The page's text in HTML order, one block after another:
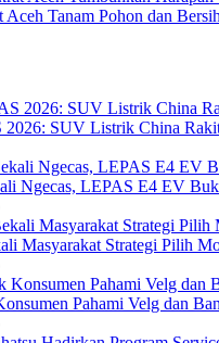
Tanam Pohon dan
SUV Listrik China
Ngecas, LEPAS E4 EV
Masyarakat Strategi Pilih
Pahami Velg dan